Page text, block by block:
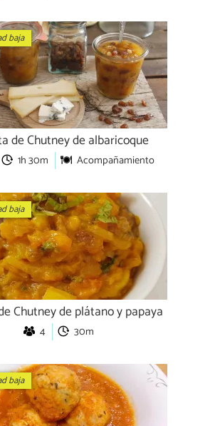
baja
de Chutney de albaricoque
1h 30m Acompañamiento
baja
Chutney de plátano y papaya
4 30m
baja